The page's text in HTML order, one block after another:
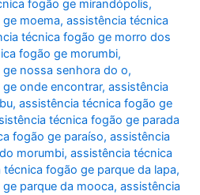
fogão ge mirandópolis,
moema,assistência técnica
técnica fogão ge morro dos
fogão ge morumbi,
nossa senhora do o,
onde encontrar,assistência
,assistência técnica fogão ge
técnica fogão ge parada
fogão ge paraíso,assistência
morumbi,assistência técnica
técnica fogão ge parque da lapa,
parque da mooca,assistência